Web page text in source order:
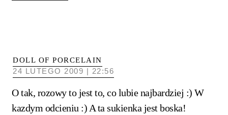
DOLL OF PORCELAIN
24 LUTEGO 2009 | 22:56
O tak, rozowy to jest to, co lubie najbardziej :) W
kazdym odcieniu :) A ta sukienka jest boska!